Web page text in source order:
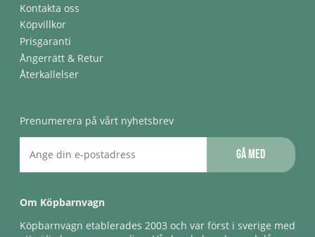
Kontakta oss
Köpvillkor
Prisgaranti
Ångerrätt & Retur
Återkallelser
Prenumerera på vårt nyhetsbrev
Gå med
Om Köpbarnvagn
Köpbarnvagn etablerades 2003 och var först i sverige med